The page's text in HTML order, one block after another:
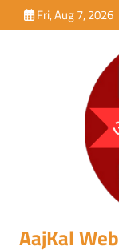
to
Fri, Aug 7, 2026
AajKal